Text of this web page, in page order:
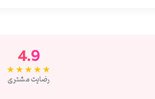
4.9
★★★★★
رضایت مشتری